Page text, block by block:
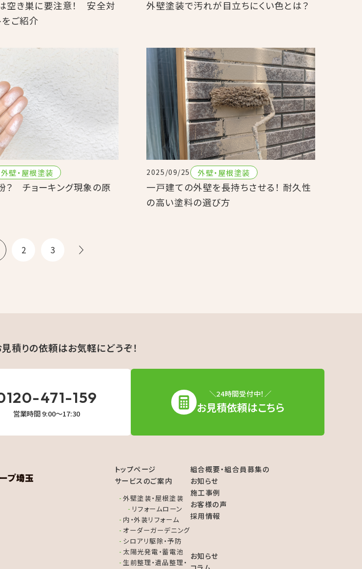
空き巣に要注意！ 安全対
をご紹介
外壁塗装で汚れが目立ちにくい色とは？
外壁・屋根塗装
？ チョーキング現象の原
2025/09/25 外壁・屋根塗装
一戸建ての外壁を長持ちさせる！ 耐久性
の高い塗料の選び方
2 3
見積りの依頼はお気軽にどうぞ！
471-159
営業時間 9:00〜17:30
＼24時間受付中！／
お見積依頼はこちら
トップページ
サービスのご案内
外壁塗装・屋根塗装
リフォームローン
内・外装リフォーム
オーダーガーデニング
シロアリ駆除・予防
太陽光発電・蓄電池
生前整理・遺品整理・
組合概要・組合員募集の
お知らせ
施工事例
お客様の声
採用情報
お知らせ